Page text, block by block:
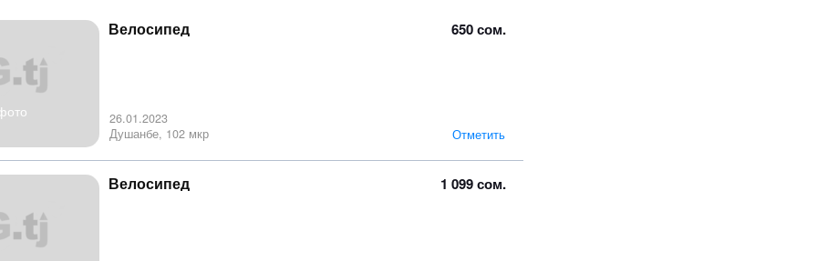
650 сом.
Велосипед
26.01.2023
Душанбе, 102 мкр
Отметить
1 099 сом.
Велосипед